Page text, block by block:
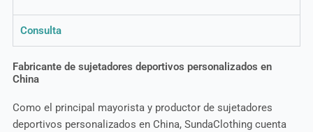
Consulta
Fabricante de sujetadores deportivos personalizados en
China
Como el principal mayorista y productor de sujetadores
deportivos personalizados en China, SundaClothing cuenta